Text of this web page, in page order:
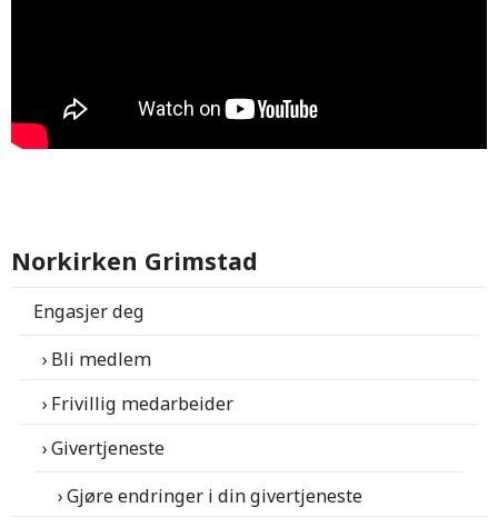
Norkirken Grimstad
Engasjer deg
Bli medlem
Frivillig medarbeider
Givertjeneste
Gjøre endringer i din givertjeneste